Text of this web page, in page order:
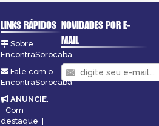
LINKS RÁPIDOS
Sobre
EncontraSorocaba
Fale com o
EncontraSorocaba
ANUNCIE:
Com
destaque |
NOVIDADES POR E-
MAIL